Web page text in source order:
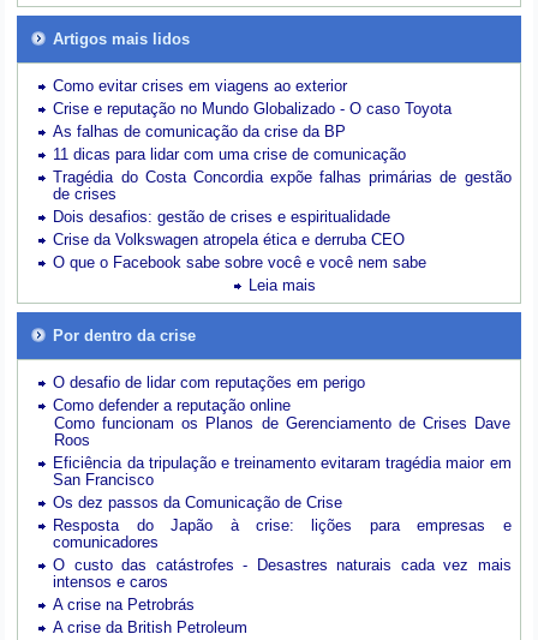
Artigos mais lidos
Como evitar crises em viagens ao exterior
Crise e reputação no Mundo Globalizado - O caso Toyota
As falhas de comunicação da crise da BP
11 dicas para lidar com uma crise de comunicação
Tragédia do Costa Concordia expõe falhas primárias de gestão
de crises
Dois desafios: gestão de crises e espiritualidade
Crise da Volkswagen atropela ética e derruba CEO
O que o Facebook sabe sobre você e você nem sabe
Leia mais
Por dentro da crise
O desafio de lidar com reputações em perigo
Como defender a reputação online
Como funcionam os Planos de Gerenciamento de Crises Dave
Roos
Eficiência da tripulação e treinamento evitaram tragédia maior em
San Francisco
Os dez passos da Comunicação de Crise
Resposta do Japão à crise: lições para empresas e
comunicadores
O custo das catástrofes -
Desastres naturais cada vez mais
intensos e caros
A crise na Petrobrás
A crise da British Petroleum